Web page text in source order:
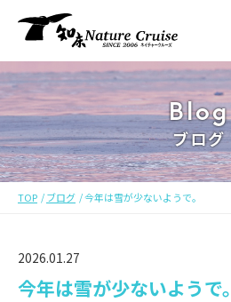
Blog
ブログ
TOP ブログ 今年は雪が少ないようで。
2026.01.27
今年は雪が少ないようで。